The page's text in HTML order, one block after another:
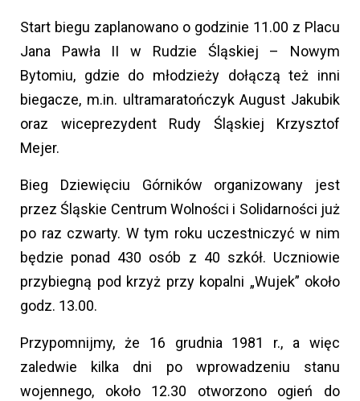
Start biegu zaplanowano o godzinie 11.00 z Placu
Jana Pawła II w Rudzie Śląskiej – Nowym
Bytomiu, gdzie do młodzieży dołączą też inni
biegacze, m.in. ultramaratończyk August Jakubik
oraz wiceprezydent Rudy Śląskiej Krzysztof
Mejer.
Bieg Dziewięciu Górników organizowany jest
przez Śląskie Centrum Wolności i Solidarności już
po raz czwarty. W tym roku uczestniczyć w nim
będzie ponad 430 osób z 40 szkół. Uczniowie
przybiegną pod krzyż przy kopalni „Wujek” około
godz. 13.00.
Przypomnijmy, że 16 grudnia 1981 r., a więc
zaledwie kilka dni po wprowadzeniu stanu
wojennego, około 12.30 otworzono ogień do